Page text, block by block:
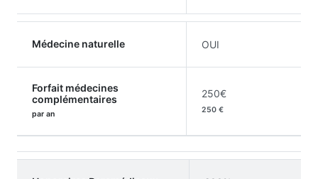
Médecine naturelle OUI
Forfait médecines
complémentaires
par an
250€
250 €